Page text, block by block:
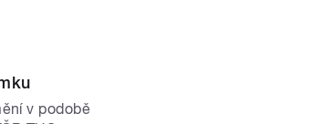
v podobě